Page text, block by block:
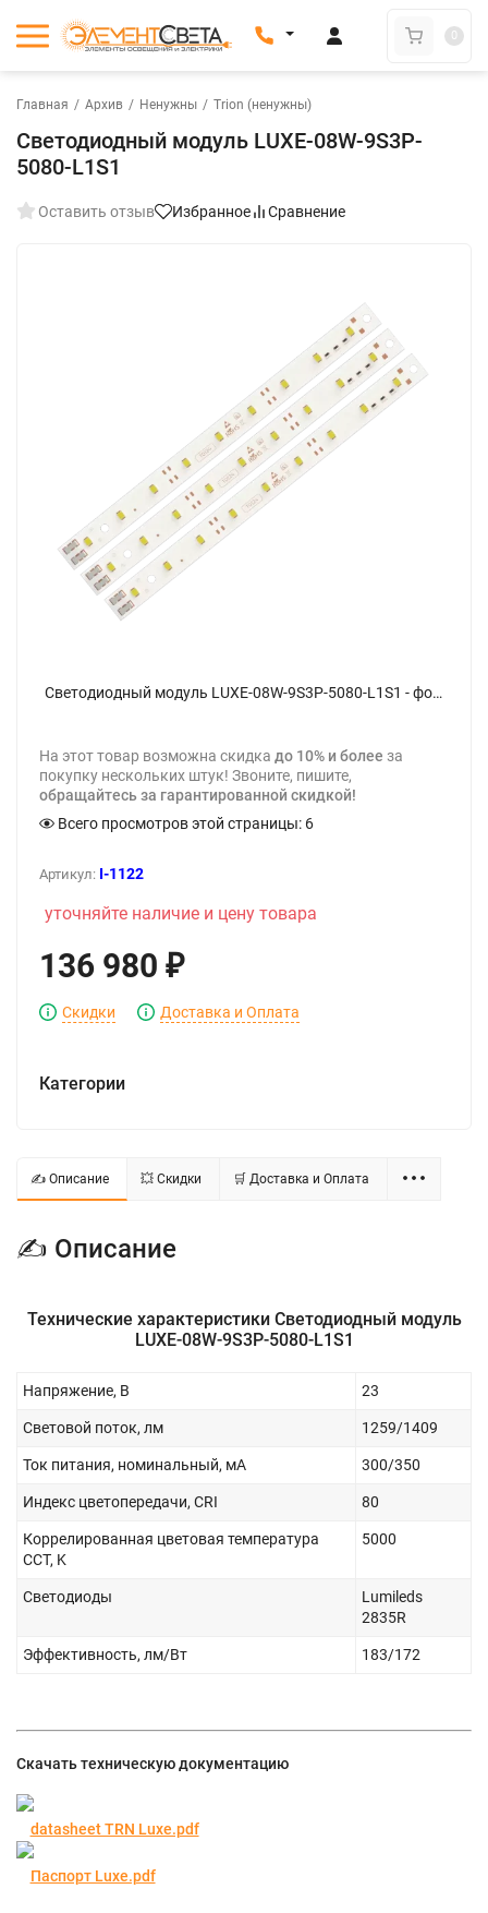
0
Главная / Архив / Ненужны / Trion (ненужны)
Светодиодный модуль LUXE-08W-9S3P-
5080-L1S1
Оставить отзыв Избранное Сравнение
Светодиодный модуль LUXE-08W-9S3P-5080-L1S1 - фото
На этот товар возможна скидка до 10% и более за
покупку нескольких штук! Звоните, пишите,
обращайтесь за гарантированной скидкой!
Всего просмотров этой страницы: 6
Артикул: I-1122
уточняйте наличие и цену товара
136 980 ₽
Скидки Доставка и Оплата
Категории
✍ Описание 💥 Скидки 🛒 Доставка и Оплата
✍ Описание
Технические характеристики Светодиодный модуль
LUXE-08W-9S3P-5080-L1S1
Напряжение, В 23
Световой поток, лм 1259/1409
Ток питания, номинальный, мА 300/350
Индекс цветопередачи, CRI 80
Коррелированная цветовая температура
CCT, K
5000
Светодиоды
Lumileds
2835R
Эффективность, лм/Вт 183/172
Скачать техническую документацию
datasheet TRN Luxe.pdf
Паспорт Luxe.pdf